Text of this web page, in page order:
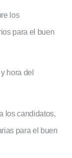
los
para el buen
hora del
los candidatos,
para el buen